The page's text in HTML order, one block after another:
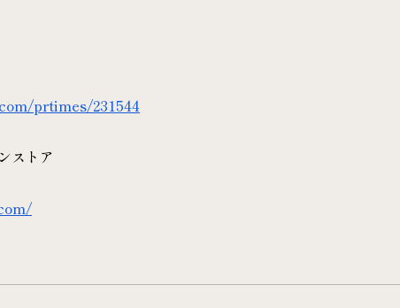
prtimes/231544
ストア